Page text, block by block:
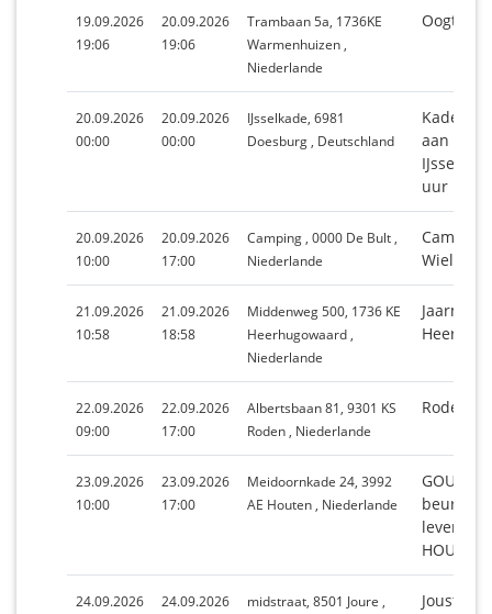
19.09.2026
19:06
20.09.2026
19:06
Trambaan 5a, 1736KE
Warmenhuizen ,
Niederlande
Oogt en
20.09.2026
00:00
20.09.2026
00:00
IJsselkade, 6981
Doesburg , Deutschland
aan de
IJssel
uur
20.09.2026
10:00
20.09.2026
17:00
Camping , 0000 De Bult ,
Niederlande
21.09.2026
10:58
21.09.2026
18:58
Middenweg 500, 1736 KE
Heerhugowaard ,
Niederlande
22.09.2026
09:00
22.09.2026
17:00
Albertsbaan 81, 9301 KS
Roden , Niederlande
Roder
23.09.2026
10:00
23.09.2026
17:00
Meidoornkade 24, 3992
AE Houten , Niederlande
beurs
HOUTEN
24.09.2026
24.09.2026
midstraat, 8501 Joure ,